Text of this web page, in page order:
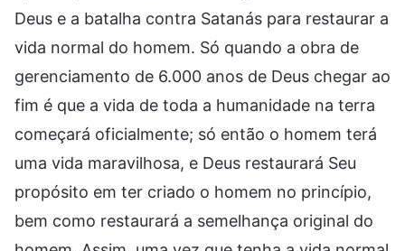
Deus e a batalha contra Satanás para restaurar a
vida normal do homem. Só quando a obra de
gerenciamento de 6.000 anos de Deus chegar ao
fim é que a vida de toda a humanidade na terra
começará oficialmente; só então o homem terá
uma vida maravilhosa, e Deus restaurará Seu
propósito em ter criado o homem no princípio,
bem como restaurará a semelhança original do